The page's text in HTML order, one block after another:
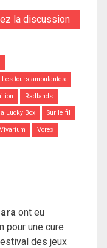
la discussion
Les tours ambulantes
Radlands
Lucky Box Sur le fil
Vivarium Vorex
ont eu
pour une cure
des jeux